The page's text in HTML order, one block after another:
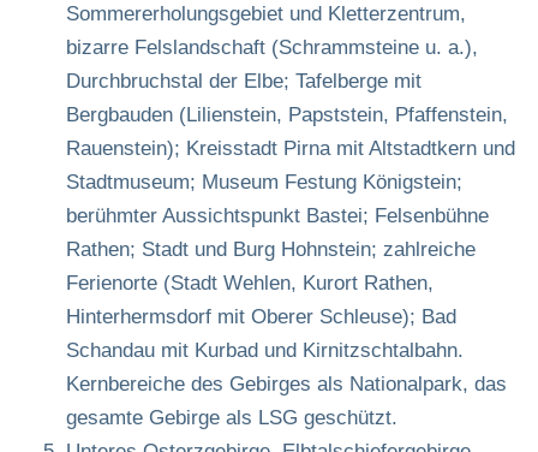
Sommererholungsgebiet und Kletterzentrum,
bizarre Felslandschaft (Schrammsteine u. a.),
Durchbruchstal der Elbe; Tafelberge mit
Bergbauden (Lilienstein, Papststein, Pfaffenstein,
Rauenstein); Kreisstadt Pirna mit Altstadtkern und
Stadtmuseum; Museum Festung Königstein;
berühmter Aussichtspunkt Bastei; Felsenbühne
Rathen; Stadt und Burg Hohnstein; zahlreiche
Ferienorte (Stadt Wehlen, Kurort Rathen,
Hinterhermsdorf mit Oberer Schleuse); Bad
Schandau mit Kurbad und Kirnitzschtalbahn.
Kernbereiche des Gebirges als Nationalpark, das
gesamte Gebirge als LSG geschützt.